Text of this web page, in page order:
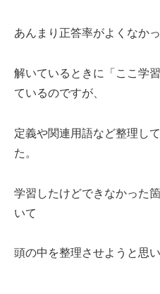
あんまり正答率がよくなかっ
解いているときに「ここ学
ているのですが、
定義や関連用語など整理し
た。
学習したけどできなかった
いて
頭の中を整理させようと思い